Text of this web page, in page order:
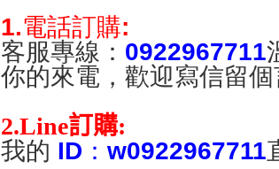
1.電話訂購:
客服專線： 0922967711
你的來電，歡迎寫信留
2.Line訂購:
我的 ID ：w0922967711